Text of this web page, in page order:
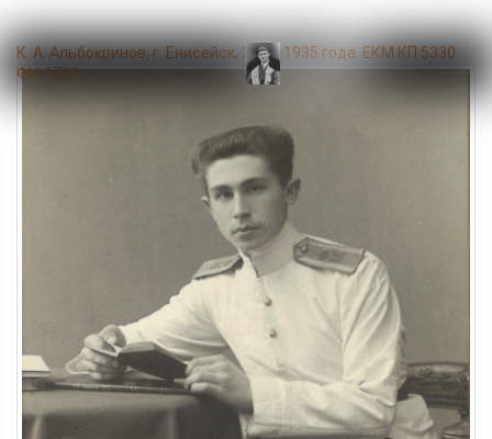
К. А. Альбокринов, г. Енисейск, 25.10.1935 года. ЕКМ КП 5330
ФН-1798